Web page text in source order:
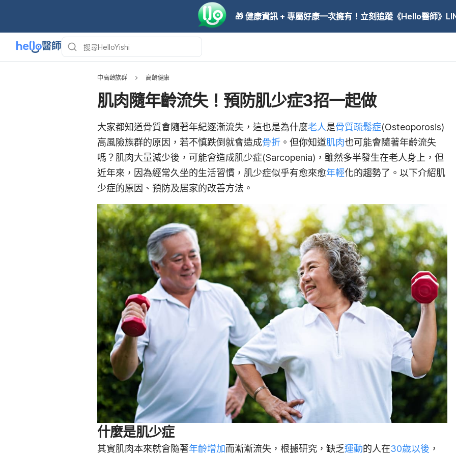
🎁 健康資訊 + 專屬好康一次擁有！立刻追蹤《Hello醫師》
中高齡族群 高齡健康
肌肉隨年齡流失！預防肌少症3招一起做
大家都知道骨質會隨著年紀逐漸流失，這也是為什麼老人是骨質疏鬆症(Osteoporosis)
高風險族群的原因，若不慎跌倒就會造成骨折 。但你知道肌肉也可能會隨著年齡流失
嗎？肌肉大量減少後，可能會造成肌少症(Sarcopenia)，雖然多半發生在老人身上，但
近年來，因為經常久坐的生活習慣，肌少症似乎有愈來愈年輕化的趨勢了。以下介紹肌
少症的原因、預防及居家的改善方法。
什麼是肌少症
其實肌肉本來就會隨著年齡增加而漸漸流失，根據研究，缺乏運動的人在30歲以後 ，